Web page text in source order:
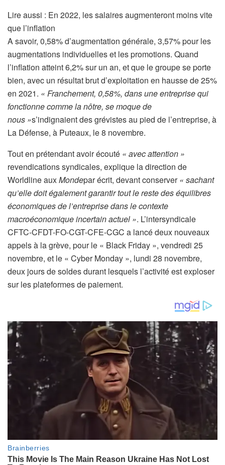
Lire aussi : A
r
t
i
c
l
e
r
é
s
r
v
é
à
n
o
s
a
b
o
n
En 2022, les salaires augmenteront moins vite
que l’inflation
A savoir, 0,58% d’augmentation générale, 3,57% pour les
augmentations individuelles et les promotions. Quand
l’inflation atteint 6,2% sur un an, et que le groupe se porte
bien, avec un résultat brut d’exploitation en hausse de 25%
en 2021. « Franchement, 0,58%, dans une entreprise qui
fonctionne comme la nôtre, se moque de
nous »s’indignaient des grévistes au pied de l’entreprise, à
La Défense, à Puteaux, le 8 novembre.
Tout en prétendant avoir écouté « avec attention »
revendications syndicales, explique la direction de
Worldline auxMondepar écrit, devant conserver« sachant
qu’elle doit également garantir tout le reste des équilibres
économiques de l’entreprise dans le contexte
macroéconomique incertain actuel ». L’intersyndicale
CFTC-CFDT-FO-CGT-CFE-CGC a lancé deux nouveaux
appels à la grève, pour le « Black Friday », vendredi 25
novembre, et le « Cyber ​​Monday », lundi 28 novembre,
deux jours de soldes durant lesquels l’activité est exploser
sur les plateformes de paiement.